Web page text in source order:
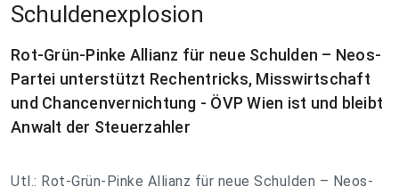
Schuldenexplosion
Rot-Grün-Pinke Allianz für neue Schulden – Neos-
Partei unterstützt Rechentricks, Misswirtschaft
und Chancenvernichtung - ÖVP Wien ist und bleibt
Anwalt der Steuerzahler
Utl.: Rot-Grün-Pinke Allianz für neue Schulden – Neos-